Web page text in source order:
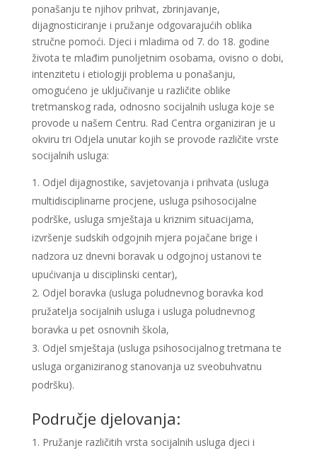
ponašanju te njihov prihvat, zbrinjavanje,
dijagnosticiranje i pružanje odgovarajućih oblika
stručne pomoći. Djeci i mladima od 7. do 18. godine
života te mlađim punoljetnim osobama, ovisno o dobi,
intenzitetu i etiologiji problema u ponašanju,
omogućeno je uključivanje u različite oblike
tretmanskog rada, odnosno socijalnih usluga koje se
provode u našem Centru. Rad Centra organiziran je u
okviru tri Odjela unutar kojih se provode različite vrste
socijalnih usluga:
Odjel dijagnostike, savjetovanja i prihvata (usluga
multidisciplinarne procjene, usluga psihosocijalne
podrške, usluga smještaja u kriznim situacijama,
izvršenje sudskih odgojnih mjera pojačane brige i
nadzora uz dnevni boravak u odgojnoj ustanovi te
upućivanja u disciplinski centar),
Odjel boravka (usluga poludnevnog boravka kod
pružatelja socijalnih usluga i usluga poludnevnog
boravka u pet osnovnih škola,
Odjel smještaja (usluga psihosocijalnog tretmana te
usluga organiziranog stanovanja uz sveobuhvatnu
podršku).
Područje djelovanja:
Pružanje različitih vrsta socijalnih usluga djeci i